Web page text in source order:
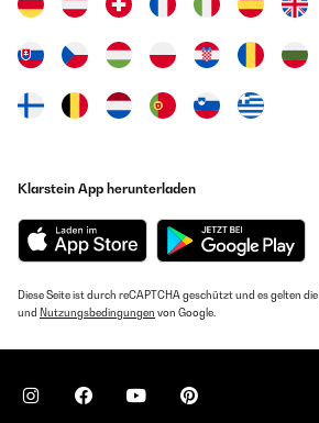
Klarstein App herunterladen
Diese Seite ist durch reCAPTCHA geschützt und es gelten die
und Nutzungsbedingungen von Google.